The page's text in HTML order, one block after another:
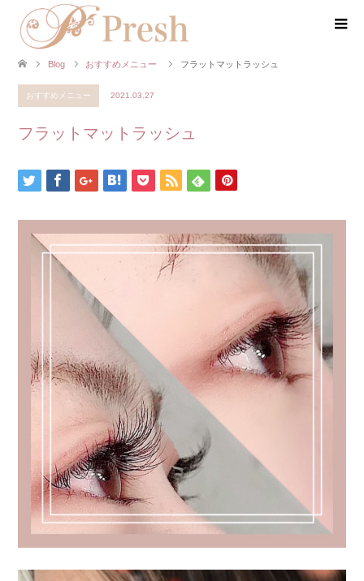
Blog おすすめメニュー フラットマットラッシュ
おすすめメニュー 2021.03.27
フラットマットラッシュ